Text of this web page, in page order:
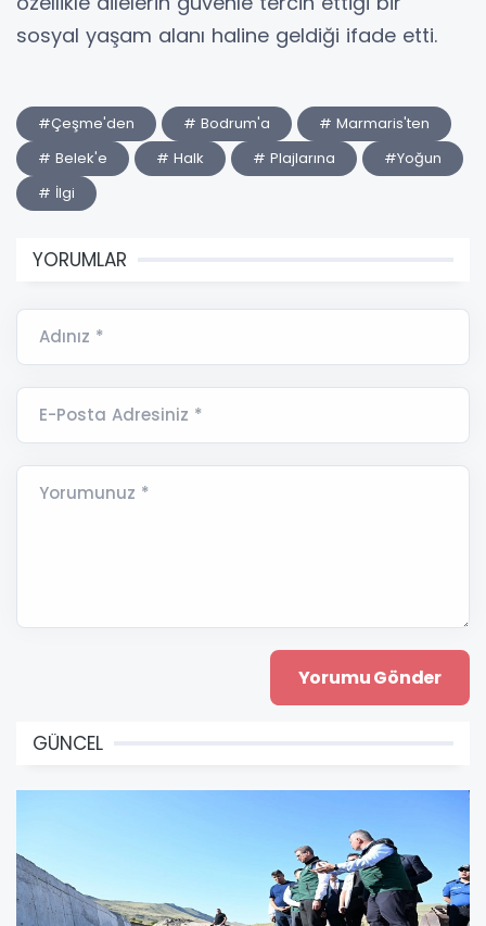
sosyal yaşam alanı haline geldiği ifade etti.
#Çeşme'den # Bodrum'a
# Marmaris'ten
# Belek'e
# Halk # Plajlarına
#Yoğun
# İlgi
YORUMLAR
Adınız *
E-Posta Adresiniz *
Yorumunuz *
GÜNCEL